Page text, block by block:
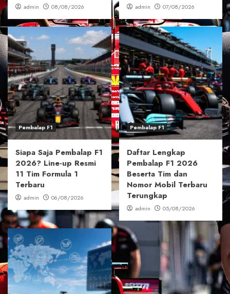
admin 08/08/2026 admin 07/08/2026
Pembalap F1
Siapa Saja Pembalap F1
2026? Line-up Resmi
11 Tim Formula 1
Terbaru
admin 06/08/2026
Pembalap F1
Daftar Lengkap
Pembalap F1 2026
Beserta Tim dan
Nomor Mobil Terbaru
Terungkap
admin 05/08/2026